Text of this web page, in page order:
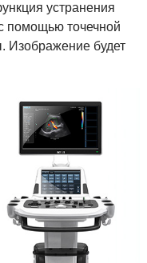
устранения
помощью точечной
Изображение будет